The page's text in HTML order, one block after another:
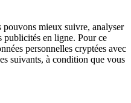
pouvons mieux suivre, analyser
publicités en ligne. Pour ce
personnelles cryptées avec
suivants, à condition que vous